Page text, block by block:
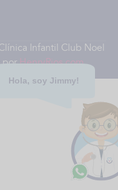
Hola, soy Jimmy!
Infantil Club Noel
porHenryRios.com